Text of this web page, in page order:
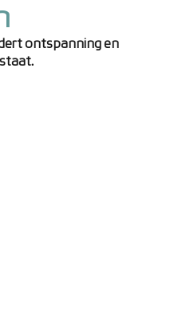
lichaamsbewustzijn
ontspanning en